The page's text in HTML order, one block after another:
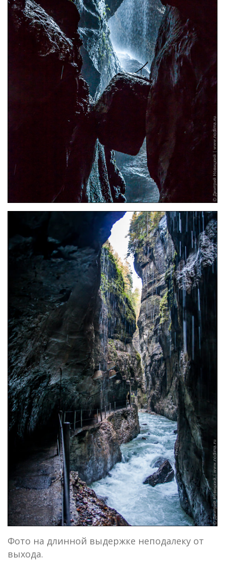
Фото на длинной выдержке неподалеку от
выхода.